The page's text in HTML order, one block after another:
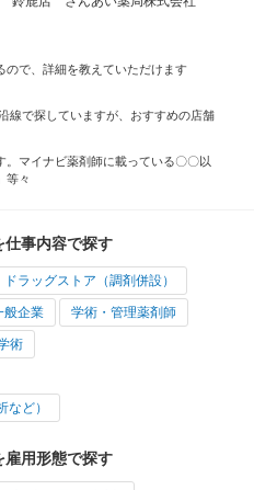
ので、詳細を教えていただけます
線で探していますが、おすすめの店舗
。マイナビ薬剤師に載っている〇〇以
等々
仕事内容で探す
ドラッグストア（調剤併設）
般企業 学術・管理薬剤師
術
ど）
雇用形態で探す